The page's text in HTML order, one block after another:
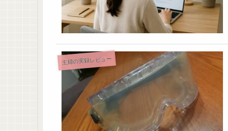
主婦の実録レビュー